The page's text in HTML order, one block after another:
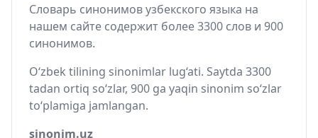
Словарь синонимов узбекского языка на
нашем сайте содержит более 3300 слов и 900
синонимов.
O‘zbek tilining sinonimlar lug‘ati. Saytda 3300
tadan ortiq so‘zlar, 900 ga yaqin sinonim so‘zlar
to‘plamiga jamlangan.
sinonim.uz